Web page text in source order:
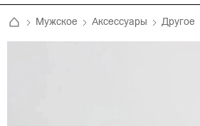
Мужское Аксессуары Другое